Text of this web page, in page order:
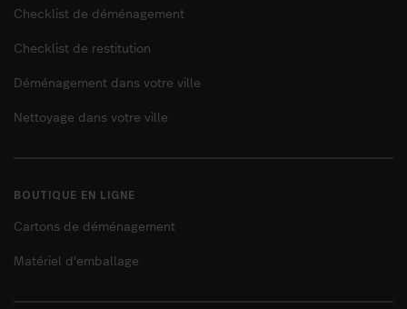
Checklist de déménagement
Checklist de restitution
Déménagement dans votre ville
Nettoyage dans votre ville
BOUTIQUE EN LIGNE
Cartons de déménagement
Matériel d'emballage